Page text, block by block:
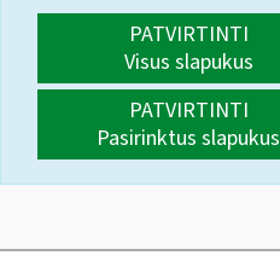
PATVIRTINTI
Visus slapukus
PATVIRTINTI
Pasirinktus slapukus